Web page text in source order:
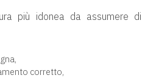
più idonea da assumere di
corretto,